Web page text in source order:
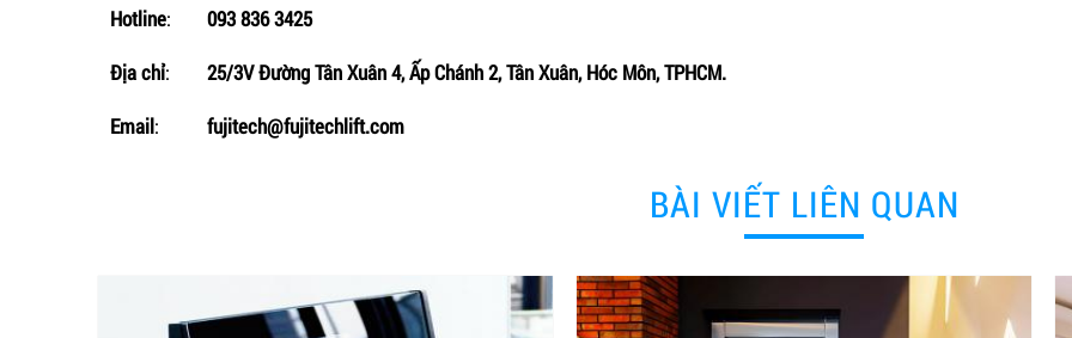
Hotline:
093 836 3425
Địa chỉ:
25/3V Đường Tân Xuân 4, Ấp Chánh 2, Tân Xuân, Hóc Môn, TPHCM.
Email: fujitech@fujitechlift.com
BÀI VIẾT LIÊN QUAN